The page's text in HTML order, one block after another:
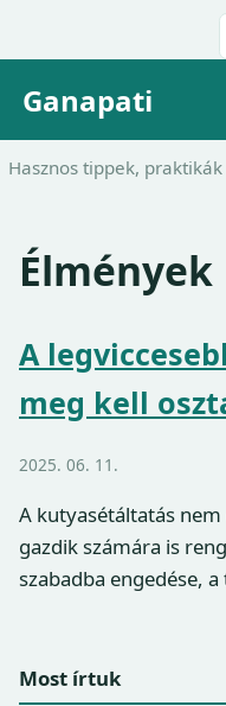
Ganapati
Hasznos tippek,
Élmények
A
meg kell
2025. 06. 11.
A kutyasétáltatás
gazdik számára is
szabadba engedése,
Most írtuk